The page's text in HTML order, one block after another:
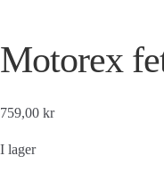
Motorex
759,00 kr
I lager